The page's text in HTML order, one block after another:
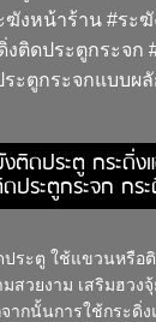
งหน้าร้าน #ระ
งติดประตูกระจก
ะตูกระจกแบบผ
ติดประตู กระดิ่ง
ประตูกระจก กร
ประตู ใช้แขวนหรือ
สวยงาม เสริมฮวง
ากนั้นการใช้กระดิ่ง